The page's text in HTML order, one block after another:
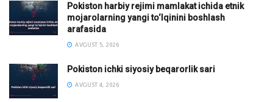
Pokiston harbiy rejimi mamlakat ichida etnik
mojarolarning yangi to‘lqinini boshlash
arafasida
AVGUST 5, 2026
Pokiston ichki siyosiy beqarorlik sari
AVGUST 4, 2026